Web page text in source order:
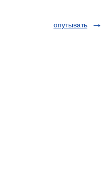
опутывать